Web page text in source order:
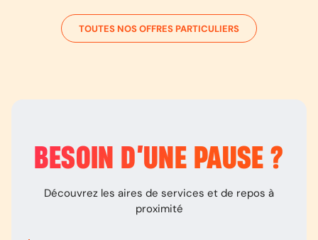
TOUTES NOS OFFRES PARTICULIERS
BESOIN D’UNE PAUSE ?
Découvrez les aires de services et de repos à
proximité